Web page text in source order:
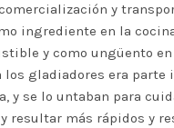
y
ingrediente en la
y como ungüento
los gladiadores era parte
y se lo untaban para
resultar más rápidos y